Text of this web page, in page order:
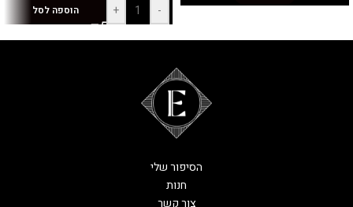
-
+ הוספה לסל
הסיפור שלי
חנות